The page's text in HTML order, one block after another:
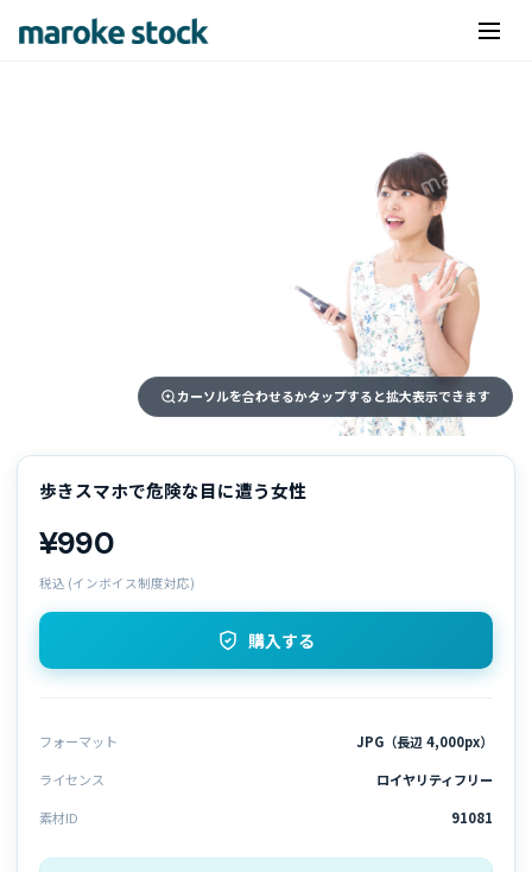
カーソルを合わせるかタップすると拡大表示できます
歩きスマホで危険な目に遭う女性
¥990
税込 (インボイス制度対応)
購入する
フォーマット
JPG（長辺 4,000px）
ライセンス
ロイヤリティフリー
素材ID
91081